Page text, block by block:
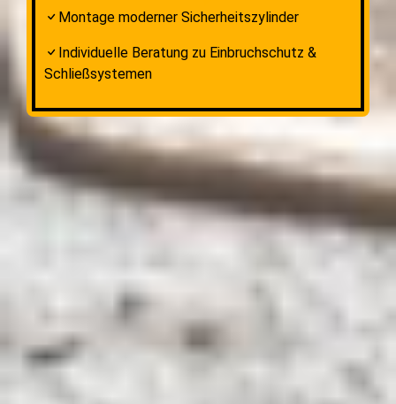
Montage moderner Sicherheitszylinder
Individuelle Beratung zu Einbruchschutz &
Schließsystemen